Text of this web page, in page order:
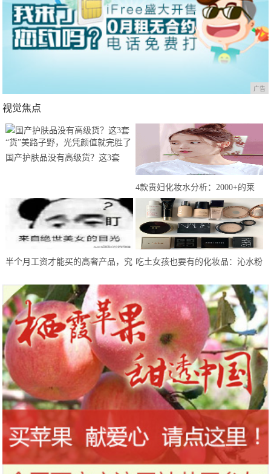
广告
视觉焦点
国产护肤品没有高级货？这3套
4款贵妇化妆水分析：2000+的莱
珀妮最坑，雅诗兰黛白金性价比高
半个月工资才能买的高奢产品，究 吃土女孩也要有的化妆品：沁水粉